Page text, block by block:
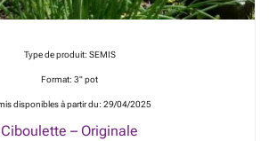
Type de produit: SEMIS
Format: 3" pot
disponibles à partir du: 29/04/2025
Ciboulette – Originale